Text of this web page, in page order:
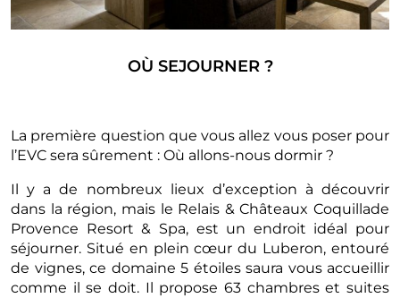
OÙ SEJOURNER ?
La première question que vous allez vous poser pour
l’EVC sera sûrement : Où allons-nous dormir ?
Il y a de nombreux lieux d’exception à découvrir
dans la région, mais le Relais & Châteaux Coquillade
Provence Resort & Spa, est un endroit idéal pour
séjourner. Situé en plein cœur du Luberon, entouré
de vignes, ce domaine 5 étoiles saura vous accueillir
comme il se doit. Il propose 63 chambres et suites